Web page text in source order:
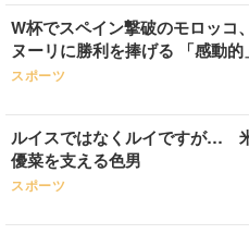
W杯でスペイン撃破のモロッコ
ヌーリに勝利を捧げる 「感動的
スポーツ
ルイスではなくルイですが…
優菜を支える色男
スポーツ